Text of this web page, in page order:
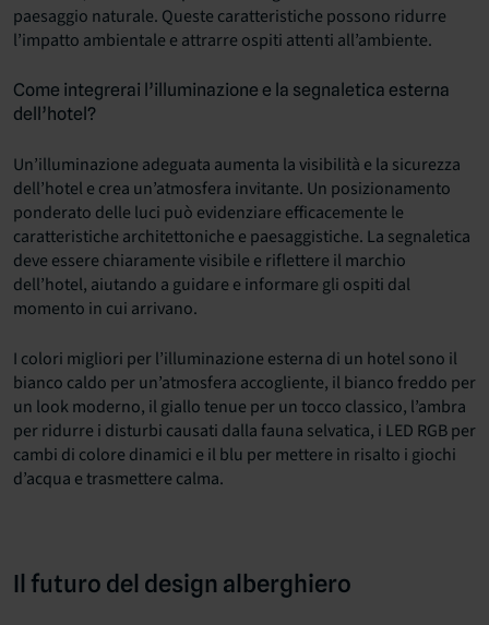
paesaggio naturale. Queste caratteristiche possono ridurre
l’impatto ambientale e attrarre ospiti attenti all’ambiente.
Come integrerai l’illuminazione e la segnaletica esterna
dell’hotel?
Un’illuminazione adeguata aumenta la visibilità e la sicurezza
dell’hotel e crea un’atmosfera invitante. Un posizionamento
ponderato delle luci può evidenziare efficacemente le
caratteristiche architettoniche e paesaggistiche. La segnaletica
deve essere chiaramente visibile e riflettere il marchio
dell’hotel, aiutando a guidare e informare gli ospiti dal
momento in cui arrivano.
I colori migliori per l’illuminazione esterna di un hotel sono il
bianco caldo per un’atmosfera accogliente, il bianco freddo per
un look moderno, il giallo tenue per un tocco classico, l’ambra
per ridurre i disturbi causati dalla fauna selvatica, i LED RGB per
cambi di colore dinamici e il blu per mettere in risalto i giochi
d’acqua e trasmettere calma.
Il futuro del design alberghiero